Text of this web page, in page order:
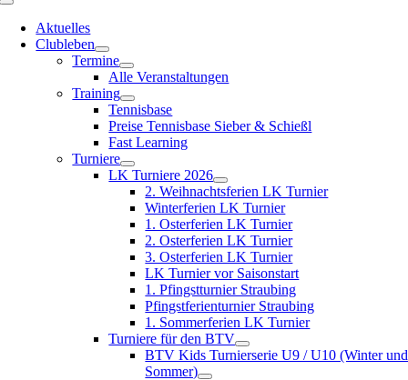
Toggle
NavigationAktuelles
Clubleben
Termine
Alle Veranstaltungen
Training
Tennisbase
Preise Tennisbase Sieber & Schießl
Fast Learning
Turniere
LK Turniere 2026
2. Weihnachtsferien LK Turnier
Winterferien LK Turnier
1. Osterferien LK Turnier
2. Osterferien LK Turnier
3. Osterferien LK Turnier
LK Turnier vor Saisonstart
1. Pfingstturnier Straubing
Pfingstferienturnier Straubing
1. Sommerferien LK Turnier
Turniere für den BTV
BTV Kids Turnierserie U9 / U10 (Winter und
Sommer)